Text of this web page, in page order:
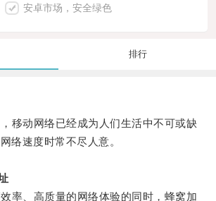
安卓市场，安全绿色
排行
动网络已经成为人们生活中不可或缺
络速度时常不尽人意。
、高质量的网络体验的同时，蜂窝加